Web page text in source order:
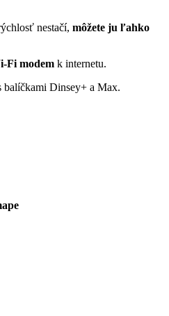
nestačí, môžete ju ľahko
Fi modem k internetu.
balíčkami Dinsey+ a Max.